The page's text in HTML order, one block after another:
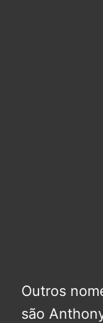
Outros
são